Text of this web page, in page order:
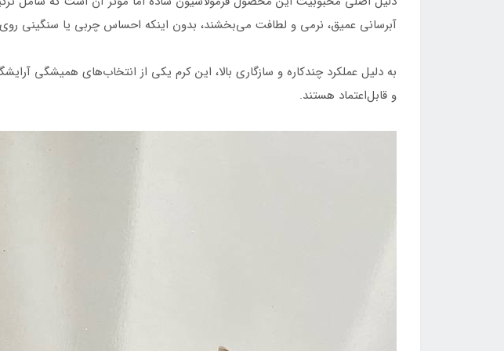
آبرسانی عمیق، نرمی و لطافت می‌بخشند، بدون اینکه احساس چربی یا سنگینی
به دلیل عملکرد چندکاره و سازگاری بالا، این کرم یکی از انتخاب‌های همیشگی
و قابل‌اعتماد هستند.